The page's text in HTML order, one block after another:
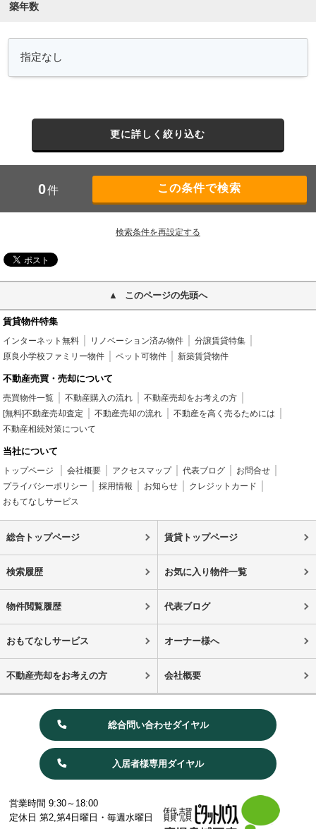
築年数
更に詳しく絞り込む
0件
検索条件を再設定する
このページの先頭へ
賃貸物件特集
インターネット無料 リノベーション済み物件
分譲賃貸特集
原良小学校ファミリー物件
ペット可物件 新築賃貸物件
不動産売買・売却について
売買物件一覧 不動産購入の流れ
不動産売却をお考えの方
[無料]不動産売却査定
不動産売却の流れ
不動産を高く売るためには
不動産相続対策について
当社について
トップページ 会社概要 アクセスマップ 代表ブログ
お問合せ
プライバシーポリシー
採用情報 お知らせ
クレジットカード
おもてなしサービス
総合トップページ 賃貸トップページ
検索履歴 お気に入り物件一覧
物件閲覧履歴 代表ブログ
おもてなしサービス オーナー様へ
不動産売却をお考えの方 会社概要
総合問い合わせダイヤル
入居者様専用ダイヤル
営業時間 9:30～18:00
定休日 第2,第4日曜日・毎週水曜日